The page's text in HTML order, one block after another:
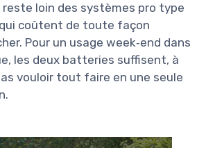
loin des systèmes pro type
coûtent de toute façon
Pour un usage week‑end dans
les deux batteries suffisent, à
vouloir tout faire en une seule